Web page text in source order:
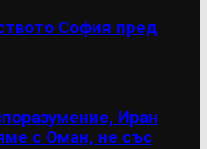
София пред
Иран
с Оман, не със